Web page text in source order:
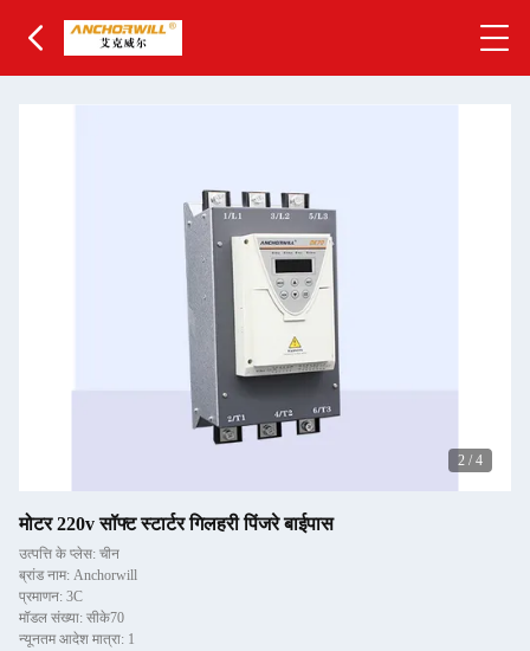
2 / 4
मोटर 220v सॉफ्ट स्टार्टर गिलहरी पिंजरे बाईपास
उत्पत्ति के प्लेस: चीन
ब्रांड नाम: Anchorwill
प्रमाणन: 3C
मॉडल संख्या: सीके70
न्यूनतम आदेश मात्रा: 1